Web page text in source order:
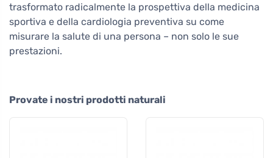
trasformato radicalmente la prospettiva della medicina
sportiva e della cardiologia preventiva su come
misurare la salute di una persona – non solo le sue
prestazioni.
Provate i nostri prodotti naturali